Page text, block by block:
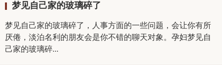
梦见自己家的玻璃碎了
梦见自己家的玻璃碎了，人事方面的一些问题，会让你有所
厌倦，淡泊名利的朋友会是你不错的聊天对象。孕妇梦见自
己家的玻璃碎...